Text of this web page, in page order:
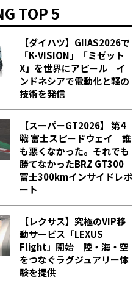
TOP 5
【ダイハツ】GIIAS2026で
「K-VISION」「ミゼット
X」を世界にアピール イ
ンドネシアで電動化と軽の
技術を発信
【スーパーGT2026】 第4
戦 富士スピードウェイ 誰
も悪くなかった。それでも
勝てなかった――BRZ GT300
富士300kmインサイドレポ
ート
【レクサス】究極のVIP移
動サービス「LEXUS
Flight」開始 陸・海・空
をつなぐラグジュアリー体
験を提供